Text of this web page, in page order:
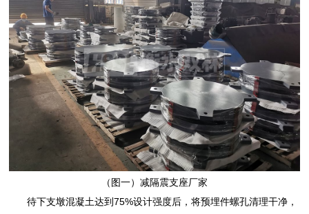
（图一）减隔震支座厂家
待下支墩混凝土达到75%设计强度后，将预埋件螺孔清理干净，